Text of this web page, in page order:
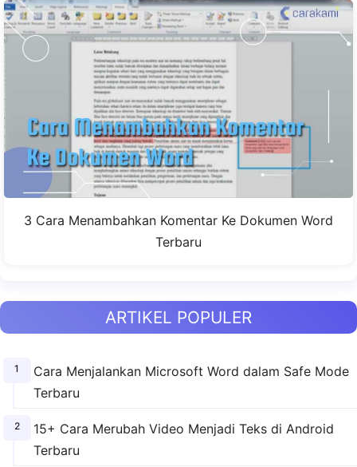
3 Cara Menambahkan Komentar Ke Dokumen Word
Terbaru
ARTIKEL POPULER
Cara Menjalankan Microsoft Word dalam Safe Mode
Terbaru
15+ Cara Merubah Video Menjadi Teks di Android
Terbaru